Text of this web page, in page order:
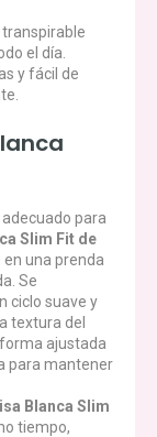
el día.
y fácil de
para
Slim Fit de
en una prenda
Se
ciclo suave y
textura del
ajustada
para mantener
Blanca Slim
tiempo,